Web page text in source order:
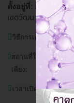
ตั้งอยู่ที่: 38/8 ซ. สุขุ
เขตวัฒนา กรุงเทพม
วิธีการเดินทาง:BTS
สถานที่ใกล้
เคียง:
โรงเ
เวลาเปิดบริการ:วันจั